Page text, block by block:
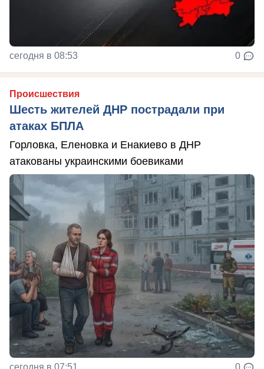
сегодня в 08:53 0
Происшествия
Шесть жителей ДНР пострадали при
атаках БПЛА
Горловка, Еленовка и Енакиево в ДНР
атакованы украинскими боевиками